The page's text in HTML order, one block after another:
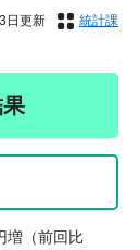
日更新 統計課
増（前回比